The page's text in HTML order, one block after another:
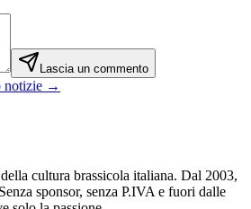
Lascia un commento
notizie →
cultura brassicola italiana. Dal 2003,
sponsor, senza P.IVA e fuori dalle